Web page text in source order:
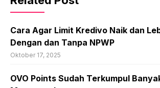
Cara Agar Limit Kredivo Naik dan
Dengan dan Tanpa NPWP
Oktober 17, 2025
OVO Points Sudah Terkumpul